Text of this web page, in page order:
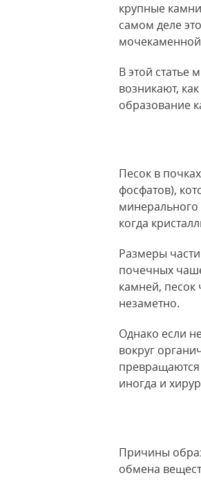
крупные
самом деле
В этой статье
возникают,
образование
Песок в
фосфатов),
минерального
когда
Размеры
почечных
камней, песок
незаметно.
Однако если
вокруг
превращаются
иногда и
Причины
обмена